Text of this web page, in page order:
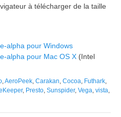
à télécharger de la taille
alpha pour Windows
alpha pour Mac OS X(Intel
AeroPeek Carakan Cocoa Futhark
, Presto Sunspider, Vega vista